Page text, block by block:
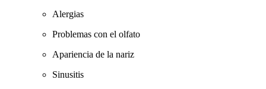
Alergias
Problemas con el olfato
Apariencia de la nariz
Sinusitis